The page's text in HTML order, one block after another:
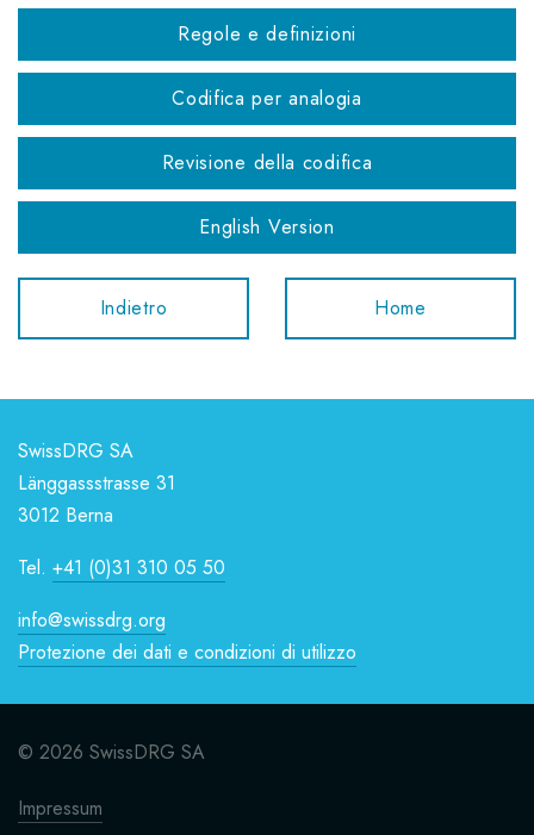
Regole e definizioni
Codifica per analogia
Revisione della codifica
English Version
Indietro Home
SwissDRG SA
Länggassstrasse 31
3012 Berna
Tel. +41 (0)31 310 05 50
info@swissdrg.org
Protezione dei dati e condizioni di utilizzo
© 2026 SwissDRG SA
Impressum